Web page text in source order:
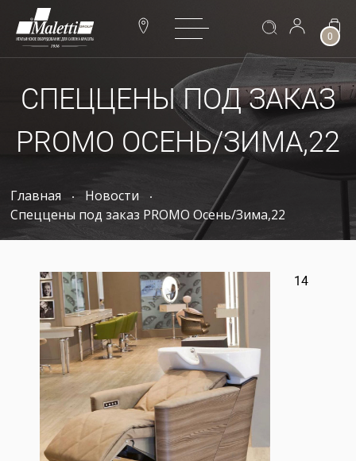
0
СПЕЦЦЕНЫ ПОД ЗАКАЗ
PROMO ОСЕНЬ/ЗИМА,22
Главная
Новости
Спеццены под заказ PROMO Осень/Зима,22
14